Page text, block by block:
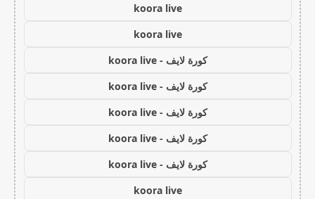
koora live
koora live
كورة لايف - koora live
كورة لايف - koora live
كورة لايف - koora live
كورة لايف - koora live
كورة لايف - koora live
koora live